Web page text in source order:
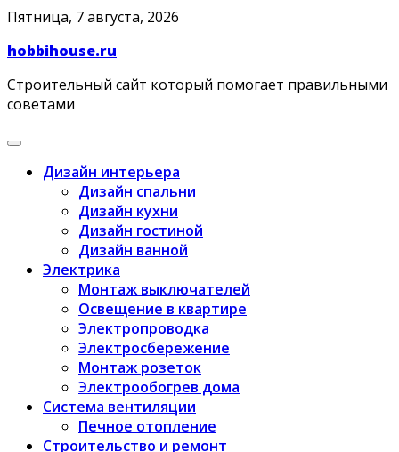
Skip
content
Пятница, 7 августа, 2026
hobbihouse.ru
Строительный сайт который помогает правильными
советами
Дизайн интерьера
Дизайн спальни
Дизайн кухни
Дизайн гостиной
Дизайн ванной
Электрика
Монтаж выключателей
Освещение в квартире
Электропроводка
Электросбережение
Монтаж розеток
Электрообогрев дома
Система вентиляции
Печное отопление
Строительство и ремонт